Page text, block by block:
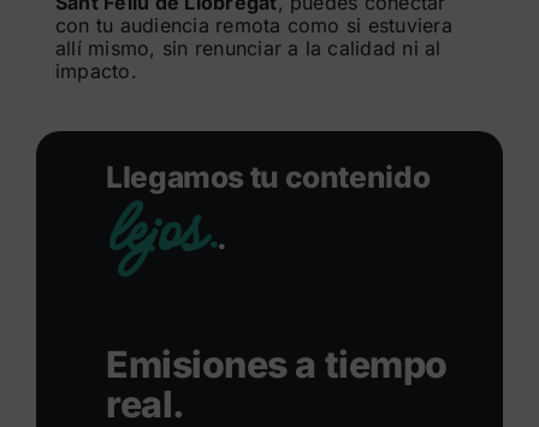
con tu audiencia remota como si estuviera
allí mismo, sin renunciar a la calidad ni al
impacto.
Llegamos tu contenido
lejos..
Emisiones a tiempo
real.